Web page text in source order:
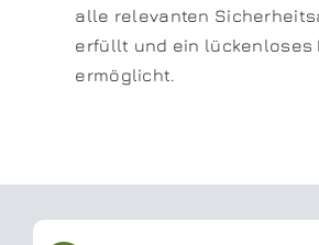
alle relevanten
erfüllt und ein lückenloses
ermöglicht.